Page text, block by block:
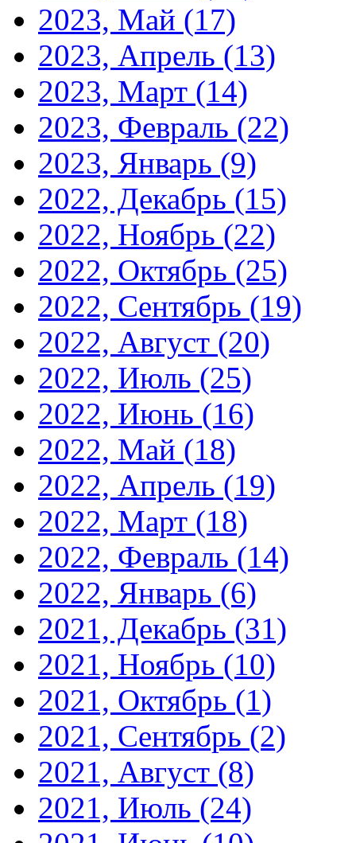
2023, Май (17)
2023, Апрель (13)
2023, Март (14)
2023, Февраль (22)
2023, Январь (9)
2022, Декабрь (15)
2022, Ноябрь (22)
2022, Октябрь (25)
2022, Сентябрь (19)
2022, Август (20)
2022, Июль (25)
2022, Июнь (16)
2022, Май (18)
2022, Апрель (19)
2022, Март (18)
2022, Февраль (14)
2022, Январь (6)
2021, Декабрь (31)
2021, Ноябрь (10)
2021, Октябрь (1)
2021, Сентябрь (2)
2021, Август (8)
2021, Июль (24)